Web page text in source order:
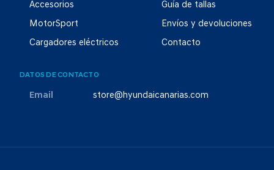
Accesorios
MotorSport
Cargadores eléctricos
Guía de tallas
Envíos y devoluciones
Contacto
DATOS DE CONTACTO
Email store@hyundaicanarias.com